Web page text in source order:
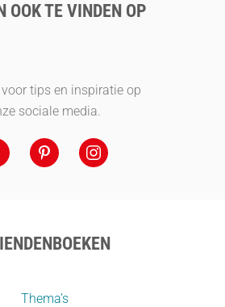
OOK TE VINDEN OP
tips en inspiratie op
sociale media.
Thema’s